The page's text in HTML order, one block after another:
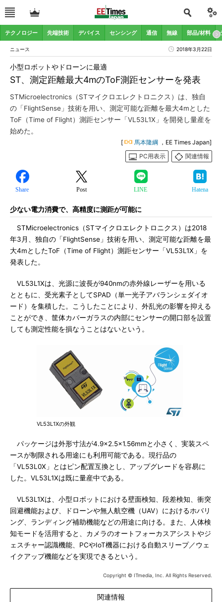
テクノロジー 先端技術 デバイス センシング 通信 無線 部品/材料
ニュース 2018年3月22日
ST、測定距離最大4mのToF測距センサーを発表
小型ロボットやドローンに最適
STMicroelectronics（STマイクロエレクトロニクス）は、独自
の「FlightSense」技術を用い、測定可能な距離を最大4mとした
ToF（Time of Flight）測距センサー「VL53L1X」を開発し量産を
始めた。
[ 馬本隆綱 ，EE Times Japan]
PC用表示
関連情報
Share Post LINE Hatena
少ない電力消費で、高精度に測距が可能に
STMicroelectronics（STマイクロエレクトロニクス）は2018
年3月、独自の「FlightSense」技術を用い、測定可能な距離を最
大4mとしたToF（Time of Flight）測距センサー「VL53L1X」を
発表した。
VL53L1Xは、光源に波長が940nmの赤外線レーザーを用いる
とともに、受光素子としてSPAD（単一光子アバランシェダイオ
ード）を集積した。こうしたことにより、外乱光の影響を抑える
ことができ、筐体カバーガラスの内部にセンサーの開口部を設置
しても測定性能を損なうことはないという。
VL53L1Xの外観
パッケージは外形寸法が4.9×2.5×1.56mmと小さく、実装スペ
ースが制限される用途にも利用可能である。現行品の
「VL53L0X」とはピン配置互換とし、アップグレードを容易に
した。VL53L1Xは既に量産中である。
VL53L1Xは、小型ロボットにおける壁面検知、段差検知、衝突
回避機能および、ドローンや無人航空機（UAV）におけるホバリ
ング、ランディング補助機能などの用途に向ける。また、人体検
知モードを活用すると、カメラのオートフォーカスアシストやジ
ェスチャー認識機能、PCやIoT機器における自動スリープ／ウェ
イクアップ機能などを実現できるという。
Copyright © ITmedia, Inc. All Rights Reserved.
関連情報